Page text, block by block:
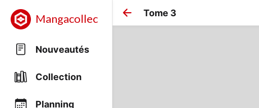
Mangacollec
Nouveautés
Collection
Planning
Tome 3